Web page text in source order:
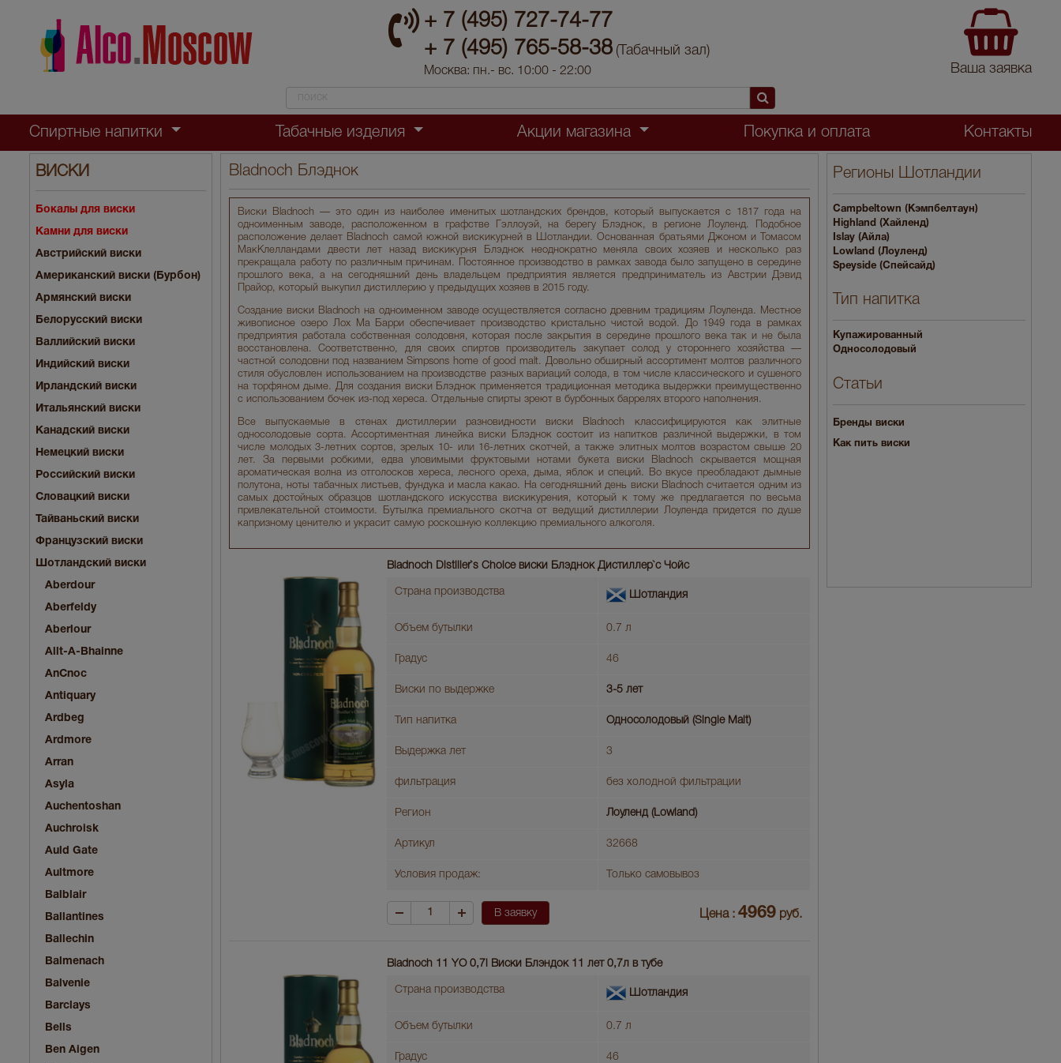
+ 7 (495) 727-74-77
+ 7 (495) 765-58-38 (Табачный зал)
Москва: пн.- вс. 10:00 - 22:00 Ваша заявка
Спиртные напитки Табачные изделия Акции магазина Покупка и оплата Контакты
ВИСКИ
Бокалы для виски
Камни для виски
Австрийский виски
Американский виски (Бурбон)
Армянский виски
Белорусский виски
Валлийский виски
Индийский виски
Ирландский виски
Итальянский виски
Канадский виски
Немецкий виски
Российский виски
Словацкий виски
Тайваньский виски
Французский виски
Шотландский виски
Aberdour
Aberfeldy
Aberlour
Allt-A-Bhainne
AnCnoc
Antiquary
Ardbeg
Ardmore
Arran
Asyla
Auchentoshan
Auchroisk
Auld Gate
Aultmore
Balblair
Ballantines
Ballechin
Balmenach
Balvenie
Barclays
Bells
Ben Aigen
Bladnoch Блэднок
Виски Bladnoch — это один из наиболее именитых шотландских брендов, который выпускается с 1817 года на
одноименным заводе, расположенном в графстве Гэллоуэй, на берегу Блэднок, в регионе Лоуленд. Подобное
расположение делает Bladnoch самой южной вискикурней в Шотландии. Основанная братьями Джоном и Томасом
МакКлелландами двести лет назад вискикурня Блэднок неоднократно меняла своих хозяев и несколько раз
прекращала работу по различным причинам. Постоянное производство в рамках завода было запущено в середине
прошлого века, а на сегодняшний день владельцем предприятия является предприниматель из Австрии Дэвид
Прайор, который выкупил дистиллерию у предыдущих хозяев в 2015 году.
Создание виски Bladnoch на одноименном заводе осуществляется согласно древним традициям Лоуленда. Местное
живописное озеро Лох Ма Барри обеспечивает производство кристально чистой водой. До 1949 года в рамках
предприятия работала собственная солодовня, которая после закрытия в середине прошлого века так и не была
восстановлена. Соответственно, для своих спиртов производитель закупает солод у стороннего хозяйства —
частной солодовни под названием Simpsons home of good malt. Довольно обширный ассортимент молтов различного
стиля обусловлен использованием на производстве разных вариаций солода, в том числе классического и сушеного
на торфяном дыме. Для создания виски Блэднок применяется традиционная методика выдержки преимущественно
с использованием бочек из-под хереса. Отдельные спирты зреют в бурбонных баррелях второго наполнения.
Все выпускаемые в стенах дистиллерии разновидности виски Bladnoch классифицируются как элитные
односолодовые сорта. Ассортиментная линейка виски Блэднок состоит из напитков различной выдержки, в том
числе молодых 3-летних сортов, зрелых 10- или 16-летних скотчей, а также элитных молтов возрастом свыше 20
лет. За первыми робкими, едва уловимыми фруктовыми нотами букета виски Bladnoch скрывается мощная
ароматическая волна из отголосков хереса, лесного ореха, дыма, яблок и специй. Во вкусе преобладают дымные
полутона, ноты табачных листьев, фундука и масла какао. На сегодняшний день виски Bladnoch считается одним из
самых достойных образцов шотландского искусства вискикурения, который к тому же предлагается по весьма
привлекательной стоимости. Бутылка премиального скотча от ведущий дистиллерии Лоуленда придется по душе
капризному ценителю и украсит самую роскошную коллекцию премиального алкоголя.
Bladnoch Distiller`s Choice виски Блэднок Дистиллер`c Чойс
Страна производства Шотландия
Объем бутылки 0.7 л
Градус 46
Виски по выдержке 3-5 лет
Тип напитка Односолодовый (Single Malt)
Выдержка лет 3
фильтрация без холодной фильтрации
Регион Лоуленд (Lowland)
Артикул 32668
Условия продаж: Только самовывоз
В заявку Цена : 4969 руб.
Bladnoch 11 YO 0,7l Виски Блэндок 11 лет 0,7л в тубе
Страна производства Шотландия
Объем бутылки 0.7 л
Градус 46
Регионы Шотландии
Campbeltown (Кэмпбелтаун)
Highland (Хайленд)
Islay (Айла)
Lowland (Лоуленд)
Speyside (Спейсайд)
Тип напитка
Купажированный
Односолодовый
Статьи
Бренды виски
Как пить виски